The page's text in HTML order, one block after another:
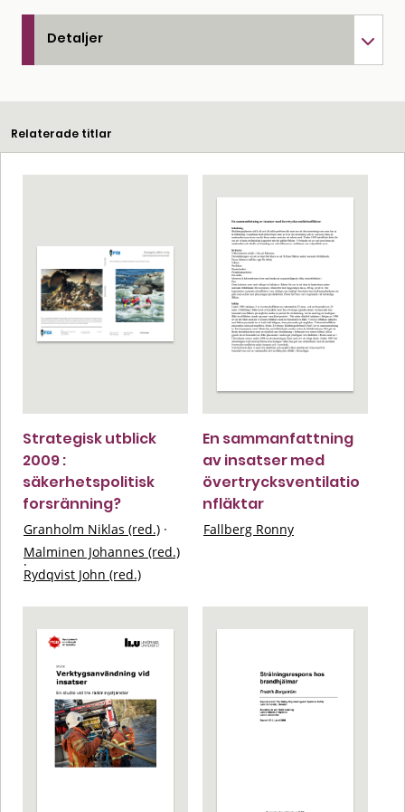
Detaljer
Relaterade titlar
Strategisk utblick
2009 :
säkerhetspolitisk
forsränning?
Granholm Niklas (red.) ·
Malminen Johannes (red.)
·
Rydqvist John (red.)
En sammanfattning
av insatser med
övertrycksventilatio
nfläktar
Fallberg Ronny